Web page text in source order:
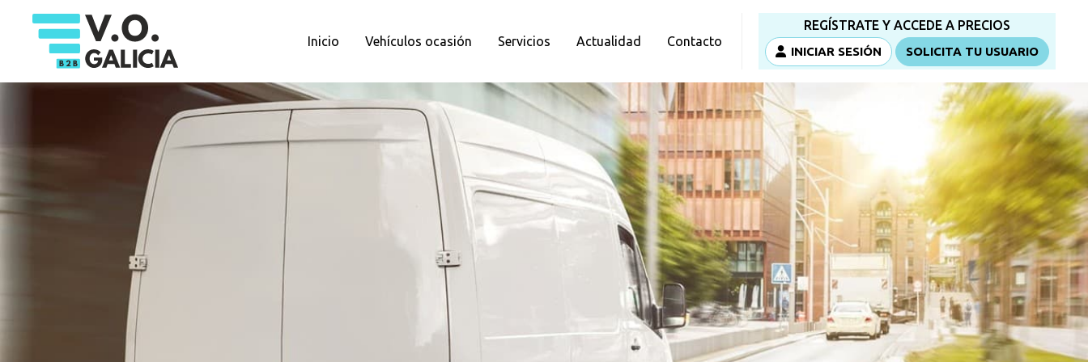
Inicio Vehículos ocasión Servicios Actualidad Contacto
REGÍSTRATE Y ACCEDE A PRECIOS
INICIAR SESIÓN SOLICITA TU USUARIO